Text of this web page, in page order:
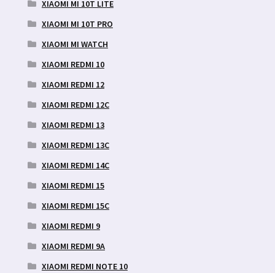
XIAOMI MI 10T LITE
XIAOMI MI 10T PRO
XIAOMI MI WATCH
XIAOMI REDMI 10
XIAOMI REDMI 12
XIAOMI REDMI 12C
XIAOMI REDMI 13
XIAOMI REDMI 13C
XIAOMI REDMI 14C
XIAOMI REDMI 15
XIAOMI REDMI 15C
XIAOMI REDMI 9
XIAOMI REDMI 9A
XIAOMI REDMI NOTE 10